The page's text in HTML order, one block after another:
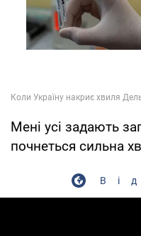
Мені усі задають
почнеться сильна